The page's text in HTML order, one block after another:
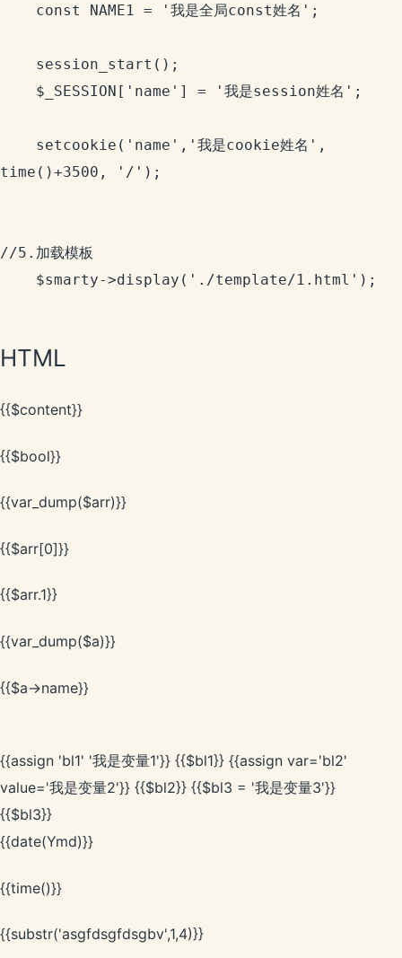
time()+3500, '/');
//5.加载模板
    $smarty->display('./template/1.html');
HTML
{{$content}}
{{$bool}}
{{var_dump($arr)}}
{{$arr[0]}}
{{$arr.1}}
{{var_dump($a)}}
{{$a->name}}
{{assign 'bl1' '我是变量1'}} {{$bl1}} {{assign var='bl2'
value='我是变量2'}} {{$bl2}} {{$bl3 = '我是变量3'}}
{{$bl3}}
{{date(Ymd)}}
{{time()}}
{{substr('asgfdsgfdsgbv',1,4)}}